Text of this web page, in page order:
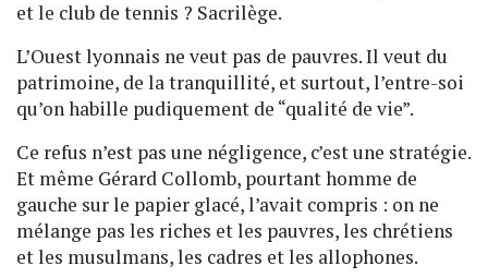
et le club de tennis ? Sacrilège.
L’Ouest lyonnais ne veut pas de pauvres. Il veut du
patrimoine, de la tranquillité, et surtout, l’entre-soi
qu’on habille pudiquement de “qualité de vie”.
Ce refus n’est pas une négligence, c’est une stratégie.
Et même Gérard Collomb, pourtant homme de
gauche sur le papier glacé, l’avait compris : on ne
mélange pas les riches et les pauvres, les chrétiens
et les musulmans, les cadres et les allophones.